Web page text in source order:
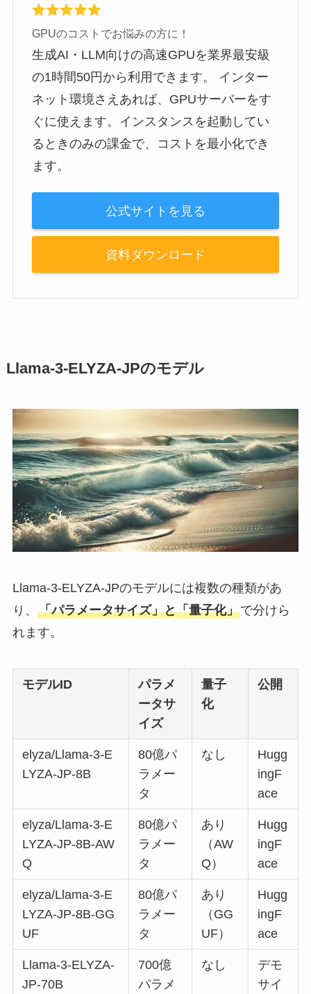
GPUのコストでお悩みの方に！
生成AI・LLM向けの高速GPUを業界最安級
の1時間50円から利用できます。 インター
ネット環境さえあれば、GPUサーバーをす
ぐに使えます。インスタンスを起動してい
るときのみの課金で、コストを最小化でき
ます。
公式サイトを見る
資料ダウンロード
Llama-3-ELYZA-JPのモデル
Llama-3-ELYZA-JPのモデルには複数の種類があ
り、 「パラメータサイズ」と「量子化」で分けら
れます。
モデルID
パラメ
ータサ
イズ
量子
化
公開
elyza/Llama-3-E
LYZA-JP-8B
80億パ
ラメー
タ
なし
Hugg
ingF
ace
elyza/Llama-3-E
LYZA-JP-8B-AW
Q
80億パ
ラメー
タ
あり
（AW
Q）
Hugg
ingF
ace
elyza/Llama-3-E
LYZA-JP-8B-GG
UF
80億パ
ラメー
タ
あり
（GG
UF）
Hugg
ingF
ace
Llama-3-ELYZA-
JP-70B
700億
パラメ
なし
デモ
サイ